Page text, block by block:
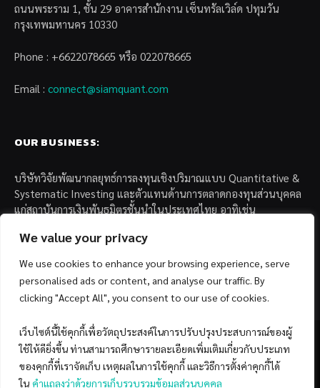
We value your privacy
We use cookies to enhance your browsing experience, serve
personalised ads or content, and analyse our traffic. By
clicking "Accept All", you consent to our use of cookies.
เว็บไซต์นี้ใช้คุกกี้เพื่อวัตถุประสงค์ในการปรับปรุงประสบการณ์ของผู้
ใช้ให้ดียิ่งขึ้น ท่านสามารถศึกษารายละเอียดเพิ่มเติมเกี่ยวกับประเภท
ของคุกกี้ที่เราจัดเก็บ เหตุผลในการใช้คุกกี้ และวิธีการตั้งค่าคุกกี้ได้
ใน คำแถลงว่าด้วยการเก็บรวบรวมข้อมูลส่วนบุคคล
ถนนพระราม 1, ชั้น 29 อาคารสำนักงาน เซ็นทรัลเวิล์ด ปทุมวัน
กรุงเทพมหานคร 10330
Phone : +6622078665 หรือ 022078665
Email : connect@siamquant.com
OUR BUSINESS:
บริษัทวิจัยพัฒนากลยุทธ์การลงทุนเชิงปริมาณแบบ Quantitative &
Systematic Investing และตัวแทนด้านการตลาดกองทุนส่วนบุคคล
แก่สถาบันการเงินพันธมิตรชั้นนำในประเทศไทย อาทิเช่น
– บล. กรุงไทย เอ็กซ์สปริง จำกัด
– บล. ฟิลลิป (ประเทศไทย) จำกัด (มหาชน)
Facebook YouTube